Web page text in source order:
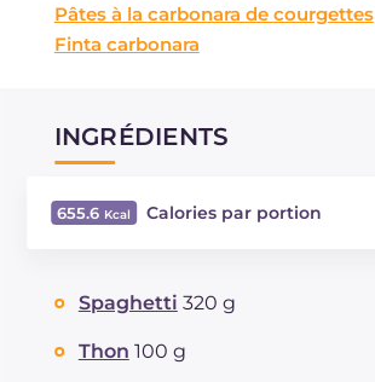
Pâtes à la carbonara de courgettes
Finta carbonara
INGRÉDIENTS
655.6 Calories par portion
Dont sucres
Protéine
Spaghetti 320 g
Thon 100 g